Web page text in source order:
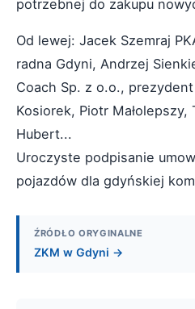
potrzebnej do zakupu
Od lewej: Jacek Szemraj
radna Gdyni, Andrzej
Coach Sp. z o.o.,
Kosiorek, Piotr Małolepszy,
Hubert...
Uroczyste podpisanie
pojazdów dla gdyńskiej
ŹRÓDŁO ORYGINALNE
ZKM w Gdyni →